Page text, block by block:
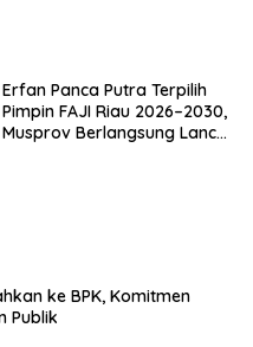
Erfan Panca Putra Terpilih
Pimpin FAJI Riau 2026–2030,
Musprov Berlangsung Lancar
ke BPK, Komitmen
Publik